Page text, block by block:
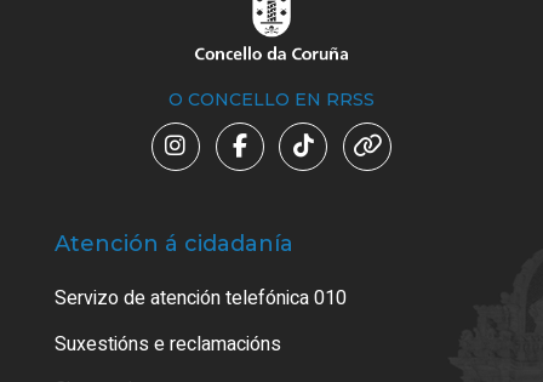
O CONCELLO EN RRSS
Atención á cidadanía
Servizo de atención telefónica 010
Suxestións e reclamacións